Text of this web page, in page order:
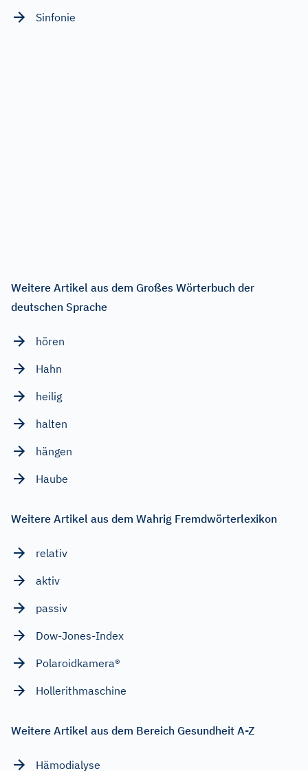
Sinfonie
Weitere Artikel aus dem Großes Wörterbuch der
deutschen Sprache
hören
Hahn
heilig
halten
hängen
Haube
Weitere Artikel aus dem Wahrig Fremdwörterlexikon
relativ
aktiv
passiv
Dow-Jones-Index
Polaroidkamera®
Hollerithmaschine
Weitere Artikel aus dem Bereich Gesundheit A-Z
Hämodialyse